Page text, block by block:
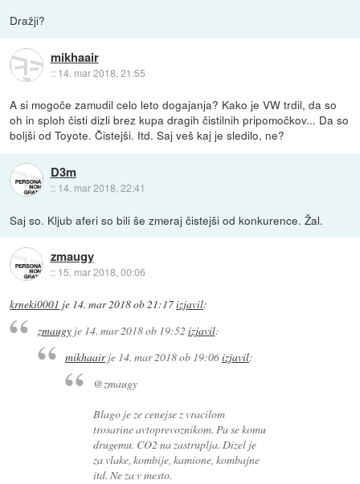
Dražji?
mikhaair
:: 14. mar 2018, 21:55
A si mogoče zamudil celo leto dogajanja? Kako je VW trdil, da so
oh in sploh čisti dizli brez kupa dragih čistilnih pripomočkov... Da so
boljši od Toyote. Čistejši. Itd. Saj veš kaj je sledilo, ne?
D3m
:: 14. mar 2018, 22:41
Saj so. Kljub aferi so bili še zmeraj čistejši od konkurence. Žal.
zmaugy
:: 15. mar 2018, 00:06
krneki0001 je 14. mar 2018 ob 21:17izjavil:
zmaugyje 14. mar 2018 ob 19:52 izjavil:
mikhaairje 14. mar 2018 ob 19:06izjavil:
@zmaugy
Blago je ze cenejse z vracilom
trosarine avtoprevoznikom. Pa se komu
drugemu. CO2 na zastruplja. Dizel je
za vlake, kombije, kamione, kombajne
itd. Ne za v mesto.